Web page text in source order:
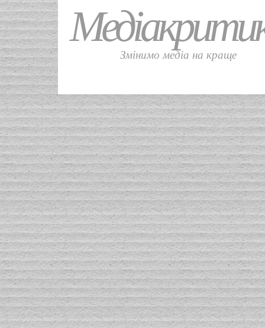
Змінимо медіа на краще